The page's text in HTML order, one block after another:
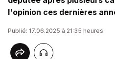
l'opinion ces dernières
Publié: 17.06.2025 à 21:35 heures